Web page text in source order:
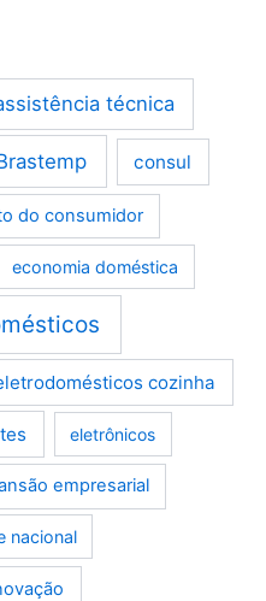
técnica
consul
do consumidor
economia doméstica
cozinha
eletrônicos
empresarial
nacional